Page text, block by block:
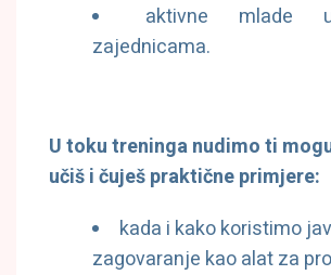
aktivne mlade
zajednicama.
U toku treninga nudimo ti
učiš i čuješ praktične primjere:
kada i kako koristimo
zagovaranje kao alat za